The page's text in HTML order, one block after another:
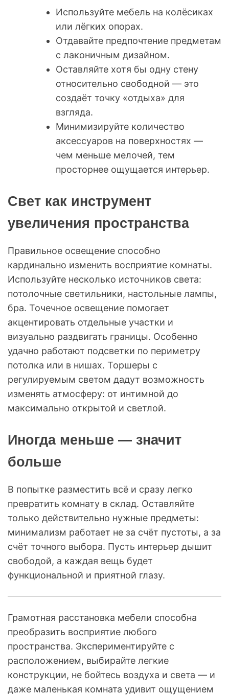
Используйте мебель на колёсиках
или лёгких опорах.
Отдавайте предпочтение предметам
с лаконичным дизайном.
Оставляйте хотя бы одну стену
относительно свободной — это
создаёт точку «отдыха» для
взгляда.
Минимизируйте количество
аксессуаров на поверхностях —
чем меньше мелочей, тем
просторнее ощущается интерьер.
Свет как инструмент
увеличения пространства
Правильное освещение способно
кардинально изменить восприятие комнаты.
Используйте несколько источников света:
потолочные светильники, настольные лампы,
бра. Точечное освещение помогает
акцентировать отдельные участки и
визуально раздвигать границы. Особенно
удачно работают подсветки по периметру
потолка или в нишах. Торшеры с
регулируемым светом дадут возможность
изменять атмосферу: от интимной до
максимально открытой и светлой.
Иногда меньше — значит
больше
В попытке разместить всё и сразу легко
превратить комнату в склад. Оставляйте
только действительно нужные предметы:
минимализм работает не за счёт пустоты, а за
счёт точного выбора. Пусть интерьер дышит
свободой, а каждая вещь будет
функциональной и приятной глазу.
Грамотная расстановка мебели способна
преобразить восприятие любого
пространства. Экспериментируйте с
расположением, выбирайте легкие
конструкции, не бойтесь воздуха и света — и
даже маленькая комната удивит ощущением